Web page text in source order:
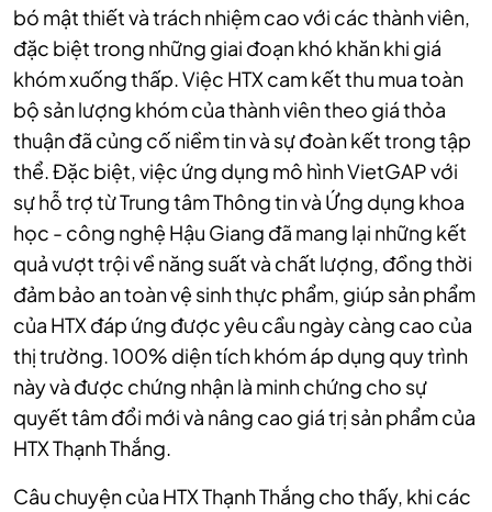
bó mật thiết và trách nhiệm cao với các thành viên,
đặc biệt trong những giai đoạn khó khăn khi giá
khóm xuống thấp. Việc HTX cam kết thu mua toàn
bộ sản lượng khóm của thành viên theo giá thỏa
thuận đã củng cố niềm tin và sự đoàn kết trong tập
thể. Đặc biệt, việc ứng dụng mô hình VietGAP với
sự hỗ trợ từ Trung tâm Thông tin và Ứng dụng khoa
học - công nghệ Hậu Giang đã mang lại những kết
quả vượt trội về năng suất và chất lượng, đồng thời
đảm bảo an toàn vệ sinh thực phẩm, giúp sản phẩm
của HTX đáp ứng được yêu cầu ngày càng cao của
thị trường. 100% diện tích khóm áp dụng quy trình
này và được chứng nhận là minh chứng cho sự
quyết tâm đổi mới và nâng cao giá trị sản phẩm của
HTX Thạnh Thắng.
Câu chuyện của HTX Thạnh Thắng cho thấy, khi các